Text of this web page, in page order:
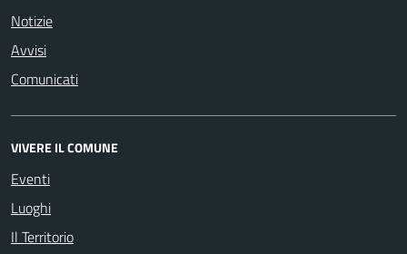
Notizie
Avvisi
Comunicati
VIVERE IL COMUNE
Eventi
Luoghi
Il Territorio